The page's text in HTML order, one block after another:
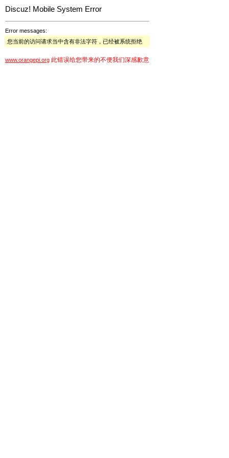
Discuz! Mobile System Error
Error messages:
您当前的访问请求当中含有非法字符，已经被系统拒绝
www.orangepi.org 此错误给您带来的不便我们深感歉意